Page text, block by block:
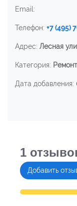
Email:
Телефон: +7 (495)
Адрес: Лесная
Категория:
Дата добавления:
1
Добавить